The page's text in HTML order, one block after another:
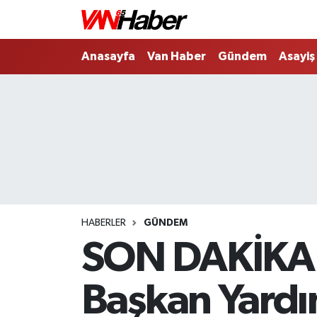
Anasayfa Van Haber Gündem Asayiş
HABERLER GÜNDEM
SON
Başkan
Nöbetçi Eczaneler
Haber Arşivi